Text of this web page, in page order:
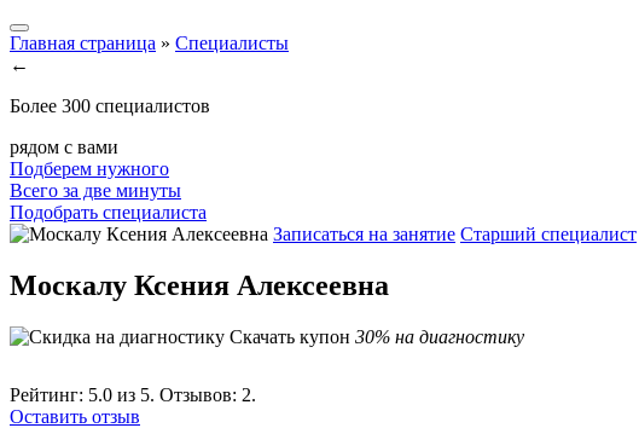
Главная страница » Специалисты
←
Более 300 специалистов
рядом с вами
Подберем нужного
Всего за две минуты
Подобрать специалиста
Записаться на занятие Старший специалист
Москалу Ксения Алексеевна
Скачать купон 30% на диагностику
Рейтинг: 5.0 из 5. Отзывов: 2.
Оставить отзыв